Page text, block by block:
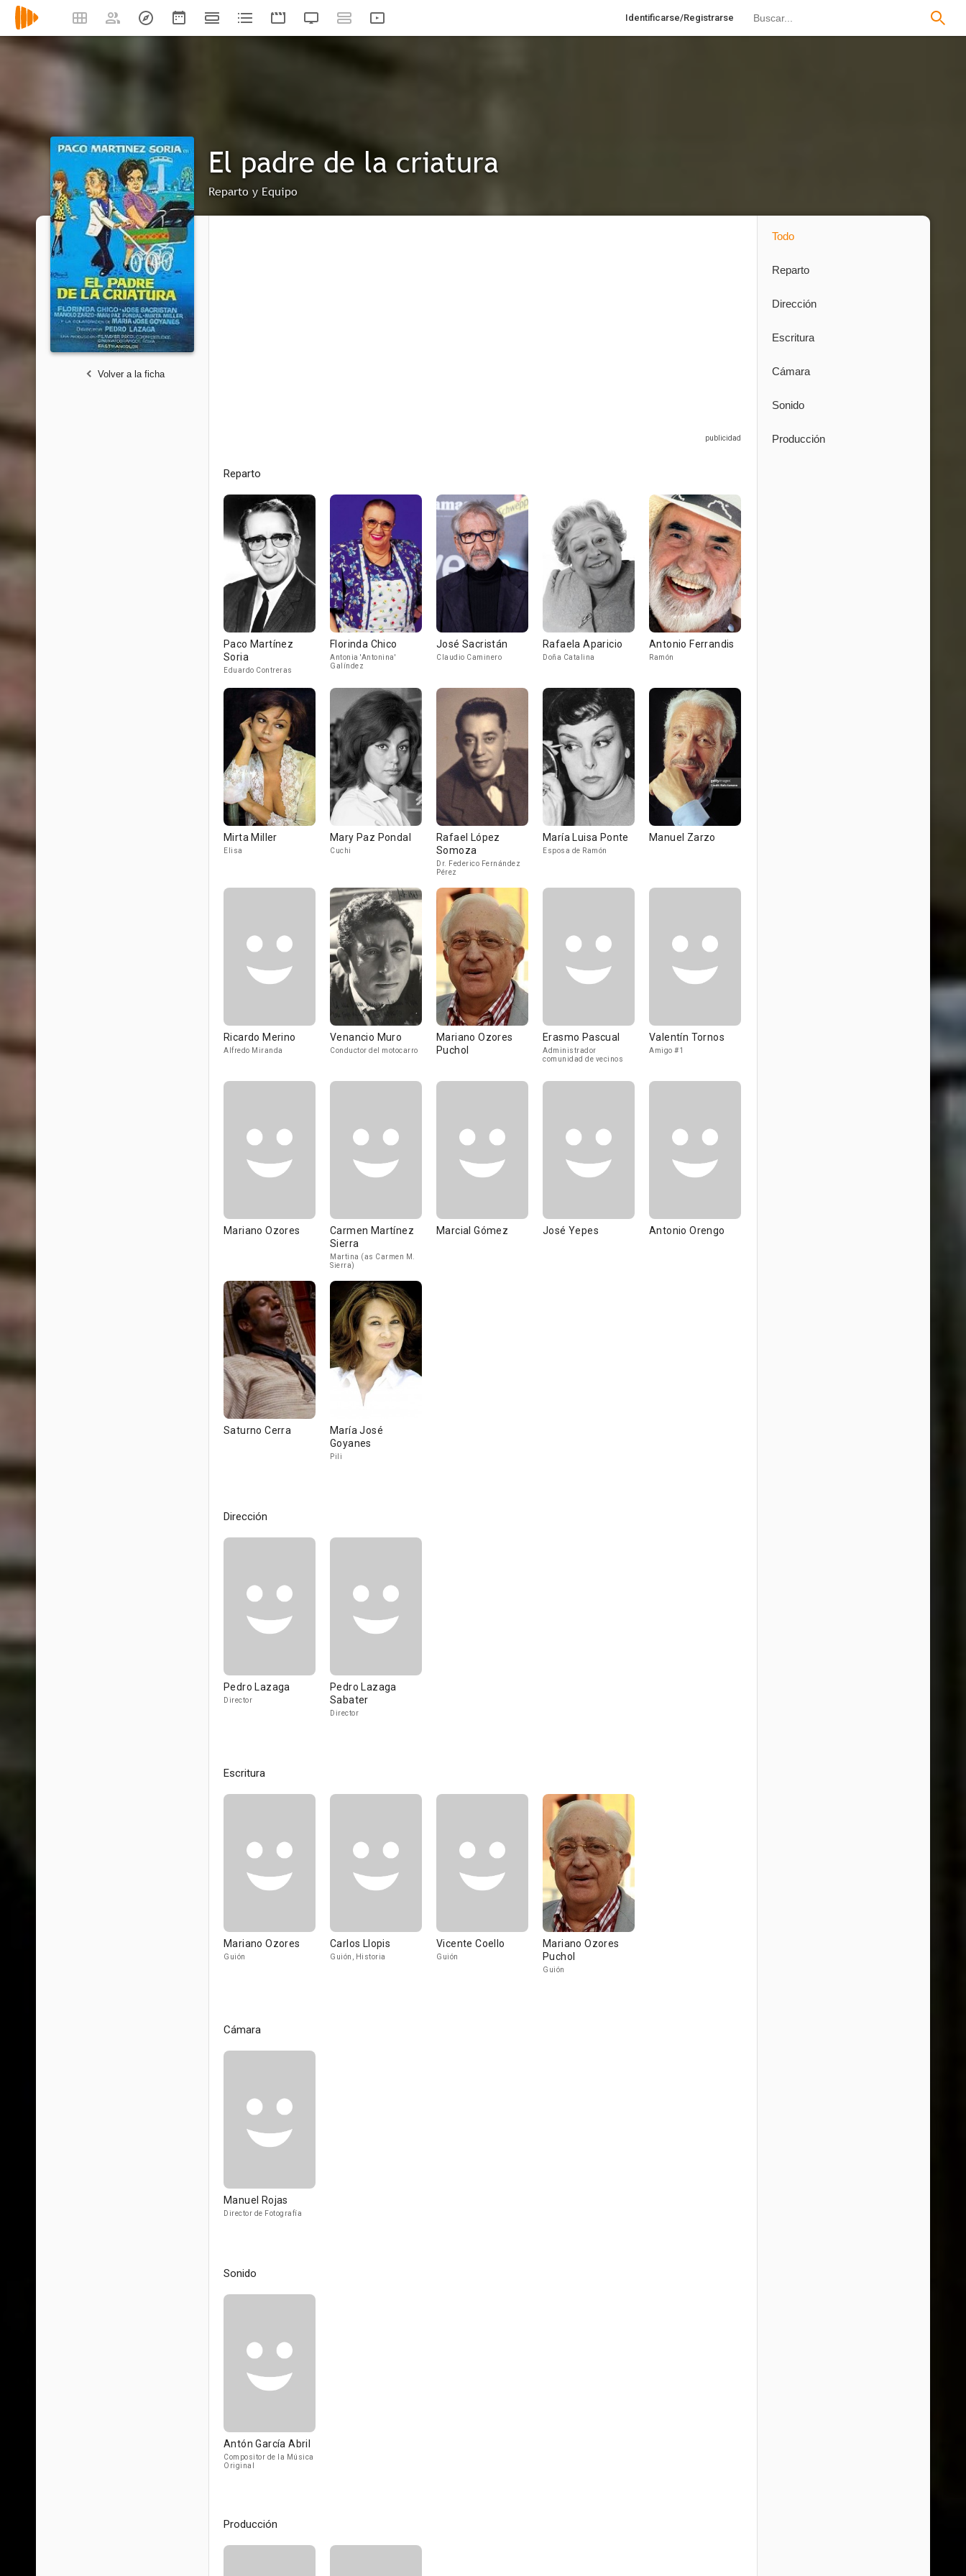
Identificarse/Registrarse
El padre de la criatura
Reparto y Equipo
Volver a la ficha
Reparto
Paco Martínez
Soria
Eduardo Contreras
Florinda Chico
Antonia 'Antonina'
Galíndez
José Sacristán
Claudio Caminero
Rafaela Aparicio
Doña Catalina
Antonio Ferrandis
Ramón
Mirta Miller
Elisa
Mary Paz Pondal
Cuchi
Rafael López
Somoza
Dr. Federico Fernández
Pérez
María Luisa Ponte
Esposa de Ramón
Manuel Zarzo
Ricardo Merino
Alfredo Miranda
Venancio Muro
Conductor del motocarro
Mariano Ozores
Puchol
Erasmo Pascual
Administrador
comunidad de vecinos
Valentín Tornos
Amigo #1
Mariano Ozores
Carmen Martínez
Sierra
Martina (as Carmen M.
Sierra)
Marcial Gómez José Yepes Antonio Orengo
Saturno Cerra
María José
Goyanes
Pili
Dirección
Pedro Lazaga
Director
Pedro Lazaga
Sabater
Director
Escritura
Mariano Ozores
Guión
Carlos Llopis
Guión, Historia
Vicente Coello
Guión
Mariano Ozores
Puchol
Guión
Cámara
Manuel Rojas
Director de Fotografía
Sonido
Antón García Abril
Compositor de la Música
Original
Producción
Todo
Reparto
Dirección
Escritura
Cámara
Sonido
Producción